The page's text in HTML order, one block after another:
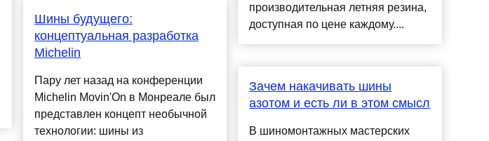
Шины будущего:
концептуальная разработка
Michelin
Пару лет назад на конференции
Michelin Movin'On в Монреале был
представлен концепт необычной
технологии: шины из
производительная летняя резина,
доступная по цене каждому....
Зачем накачивать шины
азотом и есть ли в этом смысл
В шиномонтажных мастерских